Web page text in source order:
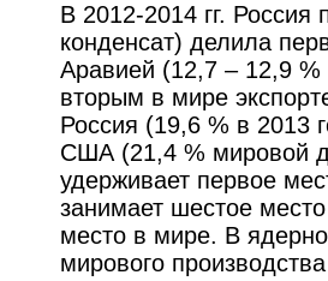
В 2012-2014 гг.
конденсат) делила
Аравией (12,7 – 12,9
вторым в мире
Россия (19,6 % в 2013
США (21,4 % мировой
удерживает первое
занимает шестое
место в мире. В
мирового